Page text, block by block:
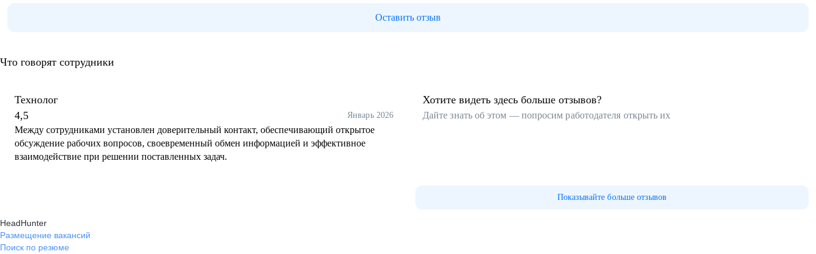
Оставить отзыв
Что говорят сотрудники
Технолог
4,5
Январь 2026
Между сотрудниками установлен доверительный контакт, обеспечивающий открытое
обсуждение рабочих вопросов, своевременный обмен информацией и эффективное
взаимодействие при решении поставленных задач.
Хотите видеть здесь больше отзывов?
Дайте знать об этом — попросим работодателя открыть их
Показывайте больше отзывов
HeadHunter
Размещение вакансий
Поиск по резюме